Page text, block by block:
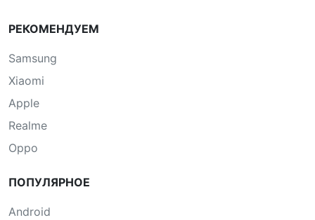
РЕКОМЕНДУЕМ
Samsung
Xiaomi
Apple
Realme
Oppo
ПОПУЛЯРНОЕ
Android